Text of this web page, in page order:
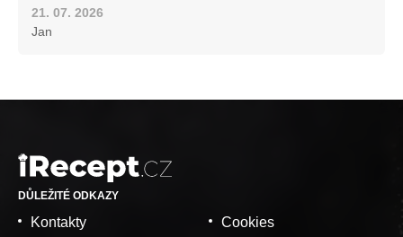
21. 07. 2026
Jan
DŮLEŽITÉ ODKAZY
Kontakty
Cookies